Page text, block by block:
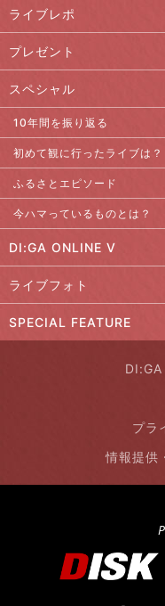
ライブレポ
プレゼント
スペシャル
10年間を振り返る
初めて観に行ったライブは？
ふるさとエピソード
今ハマっているものとは？
DI:GA ONLINE V
ライブフォト
SPECIAL FEATURE
プラ
情報提供